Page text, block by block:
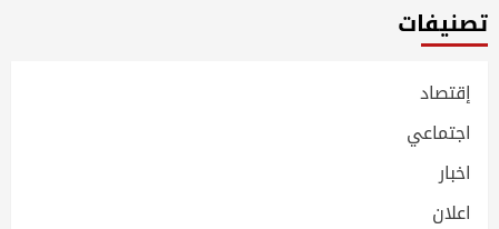
تصنيفات
إقتصاد
اجتماعي
اخبار
اعلان